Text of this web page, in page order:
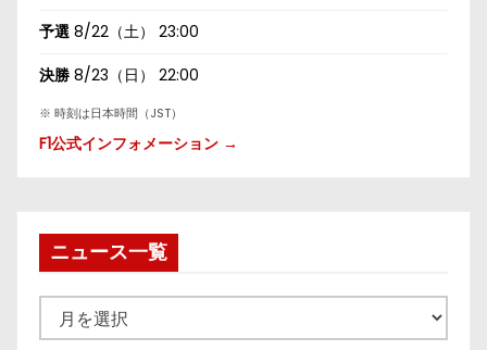
予選 8/22（土） 23:00
決勝 8/23（日） 22:00
※ 時刻は日本時間（JST）
F1公式インフォメーション →
ニュース一覧
ュ